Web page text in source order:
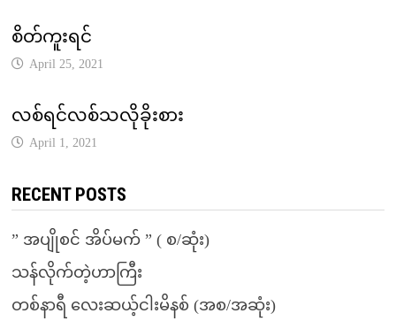
စိတ်ကူးရင်
April 25, 2021
လစ်ရင်လစ်သလိုခိုးစား
April 1, 2021
RECENT POSTS
” အပျိုစင် အိပ်မက် ” ( စ/ဆုံး)
သန်လိုက်တဲ့ဟာကြီး
တစ်နာရီ လေးဆယ့်ငါးမိနစ် (အစ/အဆုံး)